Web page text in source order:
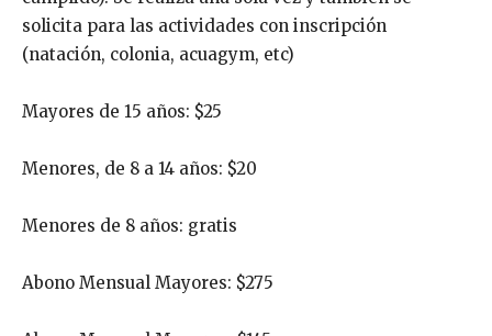
solicita para las actividades con inscripción
(natación, colonia, acuagym, etc)
Mayores de 15 años: $25
Menores, de 8 a 14 años: $20
Menores de 8 años: gratis
Abono Mensual Mayores: $275